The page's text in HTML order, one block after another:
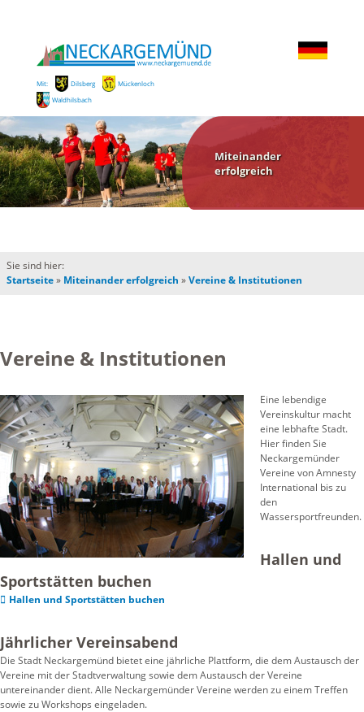
Mit: Dilsberg
Mückenloch
Waldhilsbach
Miteinander
erfolgreich
Sie sind hier:
Startseite» Miteinander erfolgreich »Vereine & Institutionen
Vereine & Institutionen
Eine lebendige
Vereinskultur macht
eine lebhafte Stadt.
Hier finden Sie
Neckargemünder
Vereine von Amnesty
International bis zu
den
Wassersportfreunden.
Hallen und
Sportstätten buchen
Hallen und Sportstätten buchen
Jährlicher Vereinsabend
Die Stadt Neckargemünd bietet eine jährliche Plattform, die dem Austausch der
Vereine mit der Stadtverwaltung sowie dem Austausch der Vereine
untereinander dient. Alle Neckargemünder Vereine werden zu einem Treffen
sowie zu Workshops eingeladen.